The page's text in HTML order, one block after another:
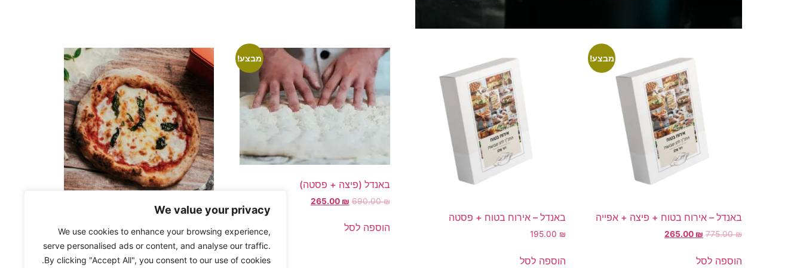
We value your privacy
We use cookies to enhance your browsing experience,
serve personalised ads or content, and analyse our traffic.
By clicking "Accept All", you consent to our use of cookies.
מבצע!
באנדל – אירוח בטוח + פיצה + אפייה
775.00₪
265.00 ₪
הוספה לסל
באנדל – אירוח בטוח + פסטה
195.00 ₪
הוספה לסל
מבצע!
באנדל (פיצה + פסטה)
690.00₪
265.00 ₪
הוספה לסל
קורס סובב איטליה
195.00₪
הוספה לסל